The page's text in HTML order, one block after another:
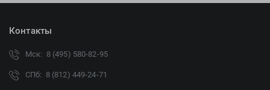
Контакты
Мск: 8 (495) 580-82-95
СПб: 8 (812) 449-24-71